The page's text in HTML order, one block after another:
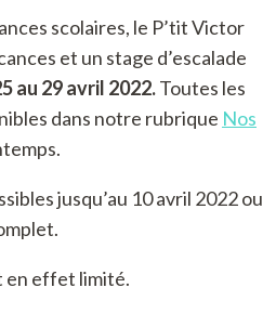
scolaires, le P’tit Victor
et un stage d’escalade
au 29 avril 2022.Toutes les
dans notre rubrique Nos
jusqu’au 10 avril 2022 ou
en effet limité.